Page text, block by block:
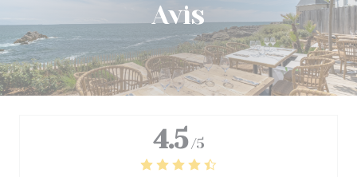
Avis
4.5 /5